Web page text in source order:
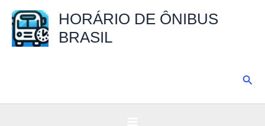
para
HORÁRIO DE ÔNIBUS
BRASIL